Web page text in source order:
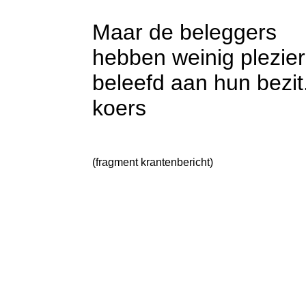
Maar de beleggers
hebben weinig plezier
beleefd aan hun
koers
(fragment krantenbericht)